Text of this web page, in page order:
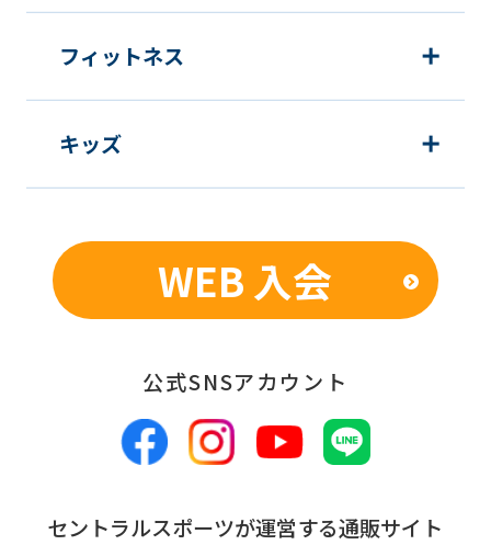
フィットネス
キッズ
WEB 入会
公式SNSアカウント
セントラルスポーツが運営する通販サイト